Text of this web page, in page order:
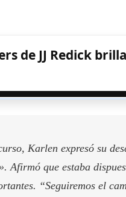
de JJ Redick
Karlen expresó su
Afirmó que estaba
“Seguiremos el